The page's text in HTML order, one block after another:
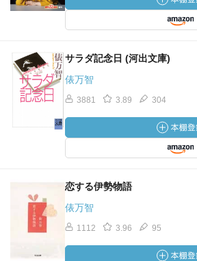
サラダ記念日 (河出文庫)
俵万智
3881 3.89 304
恋する伊勢物語
俵万智
1112 3.96 95